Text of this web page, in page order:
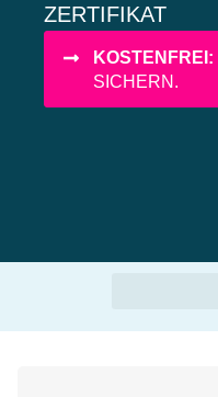
ZERTIFIKAT
KOSTENFREI:
SICHERN.